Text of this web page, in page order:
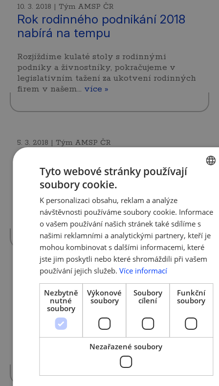
10. 3. 2018 | Tým AMSP ČR
Rok rodinného podnikání 2018
nabírá na tempu
Rozjíždíme kulaté stoly s rodinnými
podniky a živnostníky, pokračujeme v
legislativním tažení za ukotvení rodinných
firem v našem… více »
5. 3. 2018 | Tým AMSP ČR
První letošní vydání TRADE
NEWS o Latinské Americe
Minulý týden vyšlo první číslo již 7. ročníku
časopisu TRADE NEWS. Únorové číslo vám
přináší zajímavá témata jako například: Bez…
více »
15. 2. 2018 | Tým AMSP ČR
Rok rodinného podnikání 2018
láme první rekordy
Největší podnikatelská aktivita letoška Rok
rodinného podnikání 2018 má za sebou první
měsíc. První úkoly vládě a parlamentu,…
Tyto webové stránky používají
soubory cookie.
K personalizaci obsahu, reklam a analýze
návštěvnosti používáme soubory cookie. Informace
o vašem používání našich stránek také sdílíme s
našimi reklamními a analytickými partnery, kteří je
mohou kombinovat s dalšími informacemi, které
jste jim poskytli nebo které shromáždili při vašem
používání jejich služeb. Více informací
Nezbytně
nutné
soubory
Výkonové
soubory
Soubory
cílení
Funkční
soubory
Nezařazené soubory